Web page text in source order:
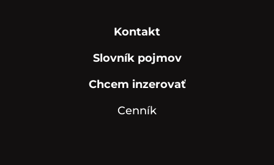
Kontakt
Slovník pojmov
Chcem inzerovať
Cenník